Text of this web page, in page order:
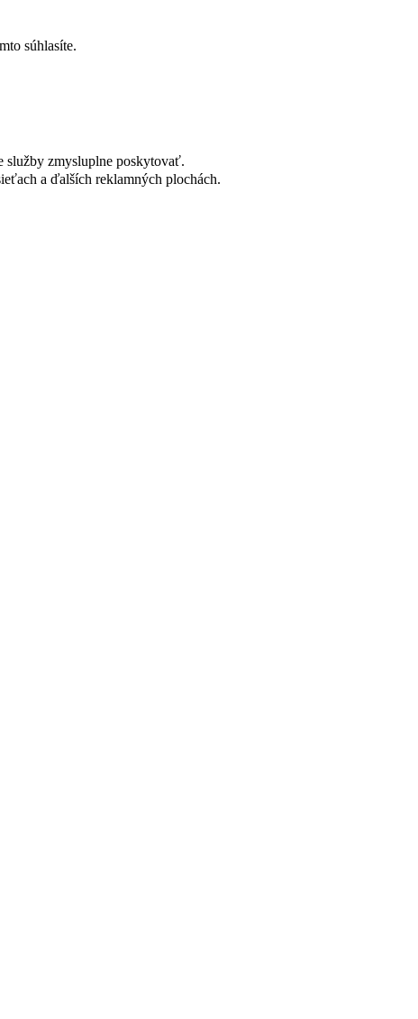
súhlasíte.
služby zmysluplne poskytovať.
a ďalších reklamných plochách.